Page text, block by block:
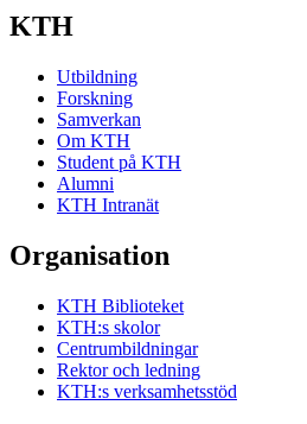
KTH
Utbildning
Forskning
Samverkan
Om KTH
Student på KTH
Alumni
KTH Intranät
Organisation
KTH Biblioteket
KTH:s skolor
Centrumbildningar
Rektor och ledning
KTH:s verksamhetsstöd